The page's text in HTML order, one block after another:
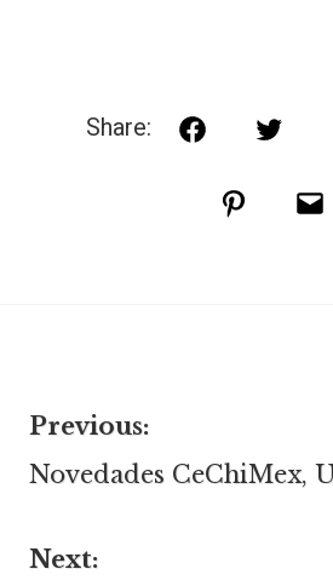
Share: Facebook
Pinterest
Navegación
de
Previous:
Novedades CeChiMex,
Next: